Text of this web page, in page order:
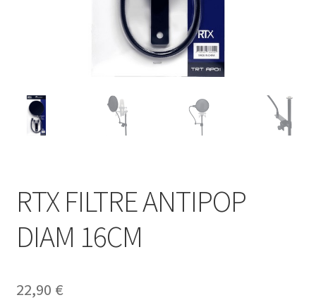
RTX FILTRE ANTIPOP
DIAM 16CM
22,90 €